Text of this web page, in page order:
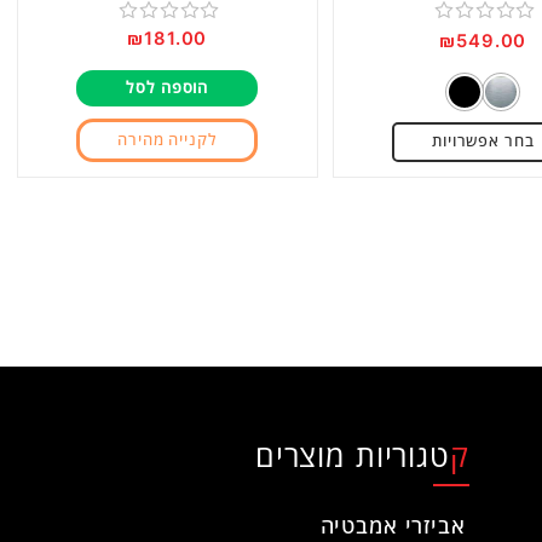
דורג
מתוך
5
₪549.00
בחר אפשרויות
דורג
0
5
₪181.00
הוספה לסל
לקנייה מהירה
קטגוריות מוצרים
אביזרי אמבטיה